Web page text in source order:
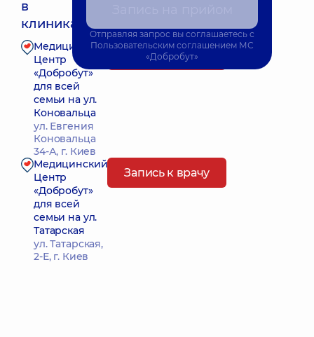
в
клиниках:
Медицинский
Центр
«Добробут»
для всей
семьи на ул.
Коновальца
ул. Евгения
Коновальца
34-А, г. Киев
Запись к врачу
Медицинский
Центр
«Добробут»
для всей
семьи на ул.
Татарская
ул. Татарская,
2-Е, г. Киев
Запись к врачу
Отправляя запрос вы соглашаетесь с
Пользовательским соглашением МС
«Добробут»